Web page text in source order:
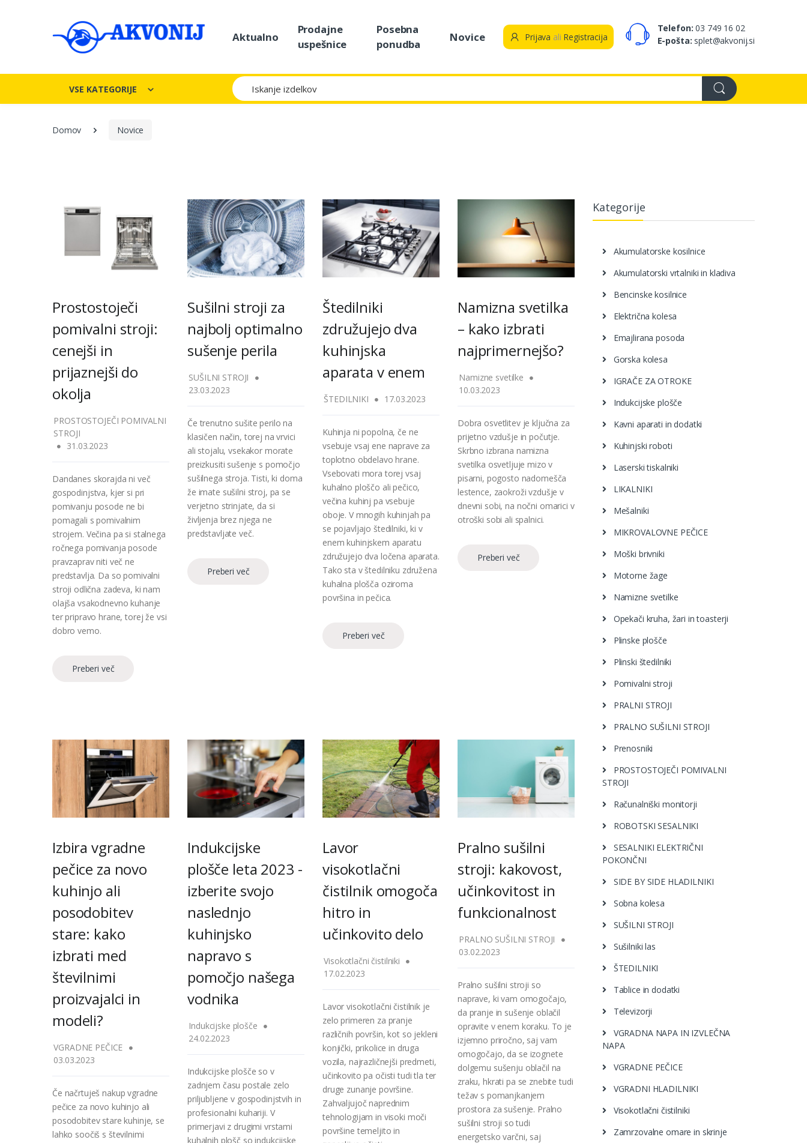
Aktualno
Prodajne
uspešnice
Posebna
ponudba
Novice Prijava ali Registracija
Telefon: 03 749 16 02
E-pošta: splet@akvonij.si
VSE KATEGORIJE
Iskanje
Domov Novice
Prostostoječi
pomivalni stroji:
cenejši in
prijaznejši do
okolja
PROSTOSTOJEČI POMIVALNI
STROJI
31.03.2023
Dandanes skorajda ni več
gospodinjstva, kjer si pri
pomivanju posode ne bi
pomagali s pomivalnim
strojem. Večina pa si stalnega
ročnega pomivanja posode
pravzaprav niti več ne
predstavlja. Da so pomivalni
stroji odlična zadeva, ki nam
olajša vsakodnevno kuhanje
ter pripravo hrane, torej že vsi
dobro vemo.
Preberi več
Sušilni stroji za
najbolj optimalno
sušenje perila
SUŠILNI STROJI
23.03.2023
Če trenutno sušite perilo na
klasičen način, torej na vrvici
ali stojalu, vsekakor morate
preizkusiti sušenje s pomočjo
sušilnega stroja. Tisti, ki doma
že imate sušilni stroj, pa se
verjetno strinjate, da si
življenja brez njega ne
predstavljate več.
Preberi več
Štedilniki
združujejo dva
kuhinjska
aparata v enem
ŠTEDILNIKI 17.03.2023
Kuhinja ni popolna, če ne
vsebuje vsaj ene naprave za
toplotno obdelavo hrane.
Vsebovati mora torej vsaj
kuhalno ploščo ali pečico,
večina kuhinj pa vsebuje
oboje. V mnogih kuhinjah pa
se pojavljajo štedilniki, ki v
enem kuhinjskem aparatu
združujejo dva ločena aparata.
Tako sta v štedilniku združena
kuhalna plošča oziroma
površina in pečica.
Preberi več
Namizna svetilka
– kako izbrati
najprimernejšo?
Namizne svetilke
10.03.2023
Dobra osvetlitev je ključna za
prijetno vzdušje in počutje.
Skrbno izbrana namizna
svetilka osvetljuje mizo v
pisarni, pogosto nadomešča
lestence, zaokroži vzdušje v
dnevni sobi, na nočni omarici v
otroški sobi ali spalnici.
Preberi več
Izbira vgradne
pečice za novo
kuhinjo ali
posodobitev
stare: kako
izbrati med
številnimi
proizvajalci in
modeli?
VGRADNE PEČICE
03.03.2023
Če načrtuješ nakup vgradne
pečice za novo kuhinjo ali
posodobitev stare kuhinje, se
lahko soočiš s številnimi
Indukcijske
plošče leta 2023 -
izberite svojo
naslednjo
kuhinjsko
napravo s
pomočjo našega
vodnika
Indukcijske plošče
24.02.2023
Indukcijske plošče so v
zadnjem času postale zelo
priljubljene v gospodinjstvih in
profesionalni kuhariji. V
primerjavi z drugimi vrstami
kuhalnih plošč so indukcijske
Lavor
visokotlačni
čistilnik omogoča
hitro in
učinkovito delo
Visokotlačni čistilniki
17.02.2023
Lavor visokotlačni čistilnik je
zelo primeren za pranje
različnih površin, kot so jekleni
konjički, prikolice in druga
vozila, najrazličnejši predmeti,
učinkovito pa očisti tudi tla ter
druge zunanje površine.
Zahvaljujoč naprednim
tehnologijam in visoki moči
površine temeljito in
Pralno sušilni
stroji: kakovost,
učinkovitost in
funkcionalnost
PRALNO SUŠILNI STROJI
03.02.2023
Pralno sušilni stroji so
naprave, ki vam omogočajo,
da pranje in sušenje oblačil
opravite v enem koraku. To je
izjemno priročno, saj vam
omogočajo, da se izognete
dolgemu sušenju oblačil na
zraku, hkrati pa se znebite tudi
težav s pomanjkanjem
prostora za sušenje. Pralno
sušilni stroji so tudi
energetsko varčni, saj
Kategorije
Akumulatorske kosilnice
Akumulatorski vrtalniki in kladiva
Bencinske kosilnice
Električna kolesa
Emajlirana posoda
Gorska kolesa
IGRAČE ZA OTROKE
Indukcijske plošče
Kavni aparati in dodatki
Kuhinjski roboti
Laserski tiskalniki
LIKALNIKI
Mešalniki
MIKROVALOVNE PEČICE
Moški brivniki
Motorne žage
Namizne svetilke
Opekači kruha, žari in toasterji
Plinske plošče
Plinski štedilniki
Pomivalni stroji
PRALNI STROJI
PRALNO SUŠILNI STROJI
Prenosniki
PROSTOSTOJEČI POMIVALNI
STROJI
Računalniški monitorji
ROBOTSKI SESALNIKI
SESALNIKI ELEKTRIČNI
POKONČNI
SIDE BY SIDE HLADILNIKI
Sobna kolesa
SUŠILNI STROJI
Sušilniki las
ŠTEDILNIKI
Tablice in dodatki
Televizorji
VGRADNA NAPA IN IZVLEČNA
NAPA
VGRADNE PEČICE
VGRADNI HLADILNIKI
Visokotlačni čistilniki
Zamrzovalne omare in skrinje